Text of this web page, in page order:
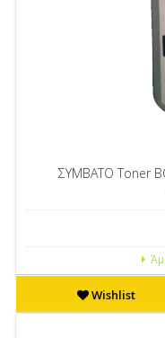
ΣΥΜΒΑΤΟ Toner
Wishlist